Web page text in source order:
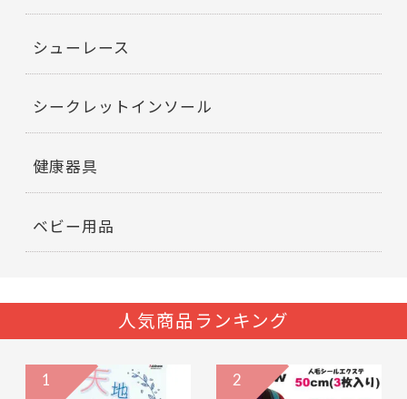
シューレース
シークレットインソール
健康器具
ベビー用品
人気商品ランキング
1 2